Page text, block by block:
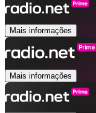
Mais informações
Mais informações